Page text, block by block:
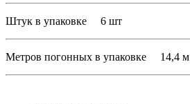
Штук в упаковке 6 шт
Метров погонных в упаковке 14,4 м